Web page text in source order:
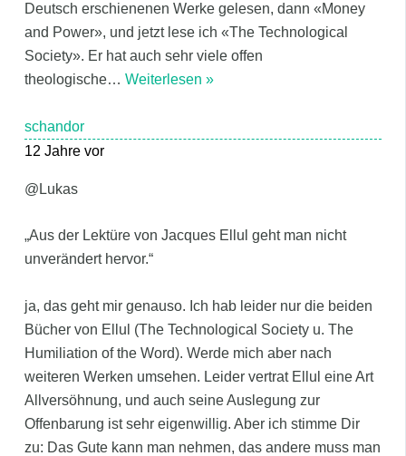
Deutsch erschienenen Werke gelesen, dann «Money
and Power», und jetzt lese ich «The Technological
Society». Er hat auch sehr viele offen
theologische… Weiterlesen »
schandor
12 Jahre vor
@Lukas
„Aus der Lektüre von Jacques Ellul geht man nicht
unverändert hervor.“
ja, das geht mir genauso. Ich hab leider nur die beiden
Bücher von Ellul (The Technological Society u. The
Humiliation of the Word). Werde mich aber nach
weiteren Werken umsehen. Leider vertrat Ellul eine Art
Allversöhnung, und auch seine Auslegung zur
Offenbarung ist sehr eigenwillig. Aber ich stimme Dir
zu: Das Gute kann man nehmen, das andere muss man